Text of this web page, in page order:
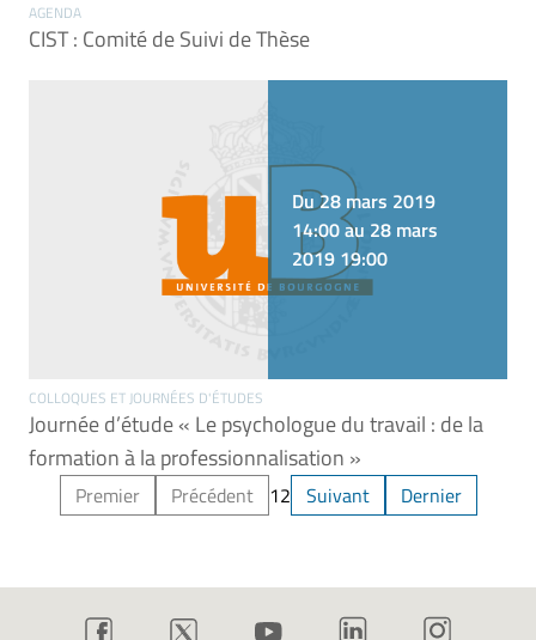
AGENDA
CIST : Comité de Suivi de Thèse
Du 28 mars 2019
14:00 au 28 mars
2019 19:00
COLLOQUES ET JOURNÉES D'ÉTUDES
Journée d’étude « Le psychologue du travail : de la
formation à la professionnalisation »
Premier Précédent 12 Suivant Dernier